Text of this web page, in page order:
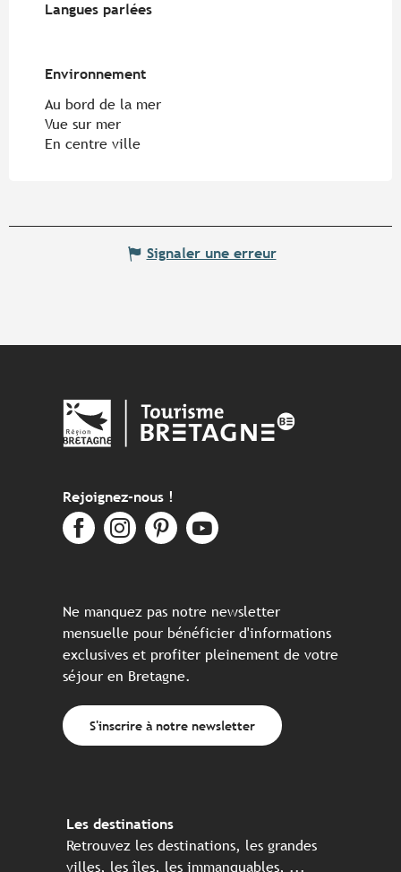
Langues parlées
Langues parlées
Environnement
Environnement
Au bord de la mer
Vue sur mer
En centre ville
Signaler une erreur
Rejoignez-nous !
Ne manquez pas notre newsletter
mensuelle pour bénéficier d'informations
exclusives et profiter pleinement de votre
séjour en Bretagne.
S'inscrire à notre newsletter
Les destinations
Retrouvez les destinations, les grandes
villes, les îles, les immanquables, ...